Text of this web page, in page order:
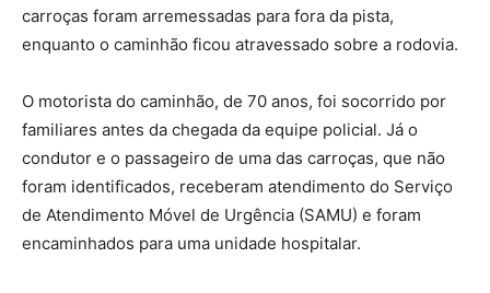
carroças foram arremessadas para fora da pista,
enquanto o caminhão ficou atravessado sobre a rodovia.
O motorista do caminhão, de 70 anos, foi socorrido por
familiares antes da chegada da equipe policial. Já o
condutor e o passageiro de uma das carroças, que não
foram identificados, receberam atendimento do Serviço
de Atendimento Móvel de Urgência (SAMU) e foram
encaminhados para uma unidade hospitalar.